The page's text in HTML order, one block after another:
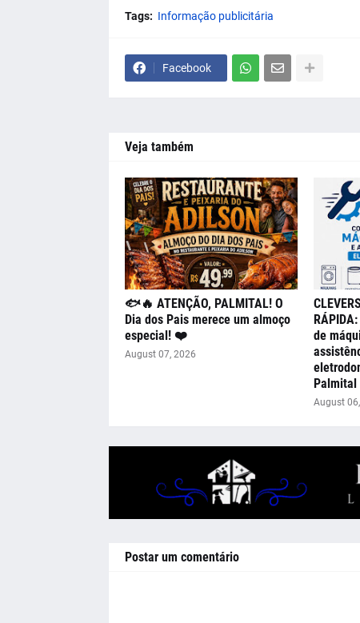
Tags: Informação publicitária
Facebook
Veja também
🐟🔥 ATENÇÃO, PALMITAL! O
Dia dos Pais merece um almoço
especial! ❤️
August 07, 2026
de
Palmital
August
Postar um comentário